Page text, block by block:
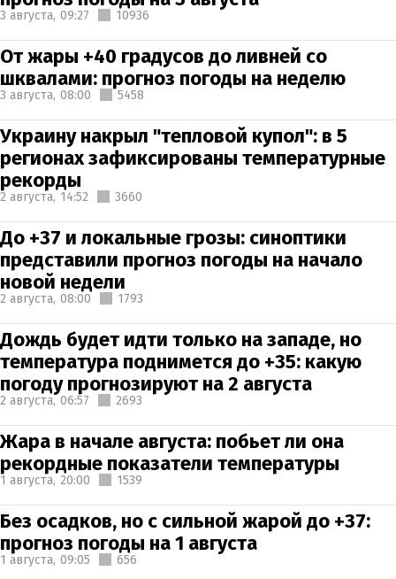
3 августа, 09:27 10936
От жары +40 градусов до ливней со
шквалами: прогноз погоды на неделю
3 августа, 08:00 5458
Украину накрыл "тепловой купол": в 5
регионах зафиксированы температурные
рекорды
2 августа, 14:52 3660
До +37 и локальные грозы: синоптики
представили прогноз погоды на начало
новой недели
2 августа, 08:00 1793
Дождь будет идти только на западе, но
температура поднимется до +35: какую
погоду прогнозируют на 2 августа
2 августа, 06:57 2693
Жара в начале августа: побьет ли она
рекордные показатели температуры
1 августа, 20:00 1539
Без осадков, но с сильной жарой до +37:
прогноз погоды на 1 августа
1 августа, 09:05 656